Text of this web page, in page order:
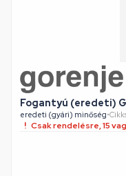
Fogantyú (eredeti)
eredeti (gyári) minőség•
Csak rendelésre, 15